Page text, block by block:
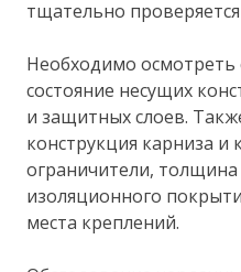
тщательно
Необходимо осмотреть
состояние несущих
и защитных слоев.
конструкция карниза и
ограничители, толщина
изоляционного
места креплений.